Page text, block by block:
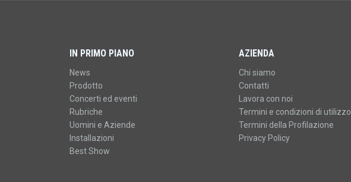
IN PRIMO PIANO
News
Prodotto
Concerti ed eventi
Rubriche
Uomini e Aziende
Installazioni
Best Show
AZIENDA
Chi siamo
Contatti
Lavora con noi
Termini e condizioni di utilizzo
Termini della Profilazione
Privacy Policy